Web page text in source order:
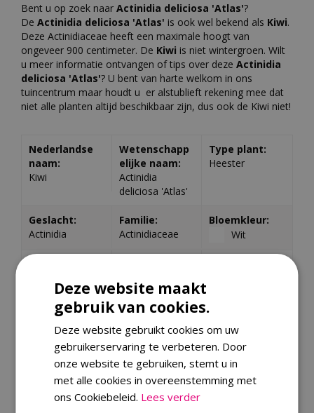
Bent u op zoek naar Actinidia deliciosa 'Atlas'?
De Actinidia deliciosa 'Atlas' is ook wel bekend als Kiwi.
Deze Actinidiaceae heeft een maximale hoogt van
ongeveer 900 centimeter. De Kiwi is niet wintergroen. Wilt
u meer informatie ontvangen of tips over deze Actinidia
deliciosa 'Atlas'? U bent van harte welkom in ons
tuincentrum maar houdt u er alstublieft rekening mee dat
niet alle planten altijd beschikbaar zijn, dus ook de Kiwi niet!
Nederlandse
naam:
Kiwi
Wetenschapp
elijke naam:
Actinidia
deliciosa 'Atlas'
Type plant:
Heester
Geslacht:
Actinidia
Familie:
Actinidiaceae
Bloemkleur:
Wit
Nee
Vochtigheid:
Vochtig
schaduw:
Lichte schaduw
/ zon
Nee
Hoogte in CM:
Giftig:
Nee
Deze website maakt
gebruik van cookies.
Deze website gebruikt cookies om uw
gebruikerservaring te verbeteren. Door
onze website te gebruiken, stemt u in
met alle cookies in overeenstemming met
ons Cookiebeleid. Lees verder